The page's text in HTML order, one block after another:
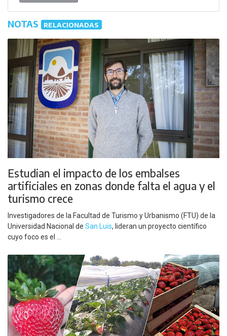
NOTAS RELACIONADAS
Estudian el impacto de los embalses
artificiales en zonas donde falta el agua y el
turismo crece
Investigadores de la Facultad de Turismo y Urbanismo (FTU) de la
Universidad Nacional de San Luis, lideran un proyecto científico
cuyo foco es el ...